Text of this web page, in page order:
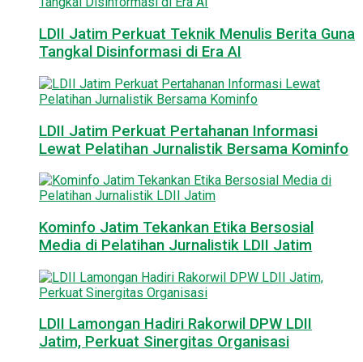
LDII Jatim Perkuat Teknik Menulis Berita Guna
Tangkal Disinformasi di Era AI
LDII Jatim Perkuat Pertahanan Informasi
Lewat Pelatihan Jurnalistik Bersama Kominfo
Kominfo Jatim Tekankan Etika Bersosial
Media di Pelatihan Jurnalistik LDII Jatim
LDII Lamongan Hadiri Rakorwil DPW LDII
Jatim, Perkuat Sinergitas Organisasi